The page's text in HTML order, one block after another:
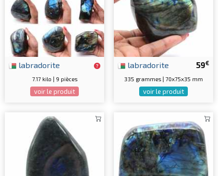
labradorite
7.17 kilo | 9 pièces
voir le produit
59€
labradorite
335 grammes | 70x75x35 mm
voir le produit